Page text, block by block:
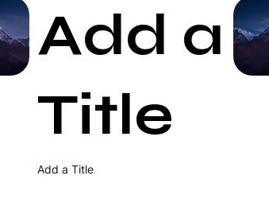
Add a
Title
Add a Title